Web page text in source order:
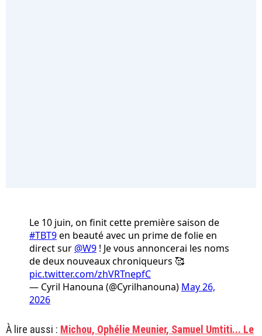
Le 10 juin, on finit cette première saison de
#TBT9en beauté avec un prime de folie en
direct sur @W9 ! Je vous annoncerai les noms
de deux nouveaux chroniqueurs 🥰
pic.twitter.com/zhVRTnepfC
— Cyril Hanouna (@Cyrilhanouna) May 26,
2026
À lire aussi : Michou, Ophélie Meunier, Samuel Umtiti... Le